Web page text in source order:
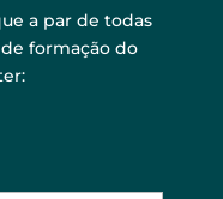
a par de todas
formação do